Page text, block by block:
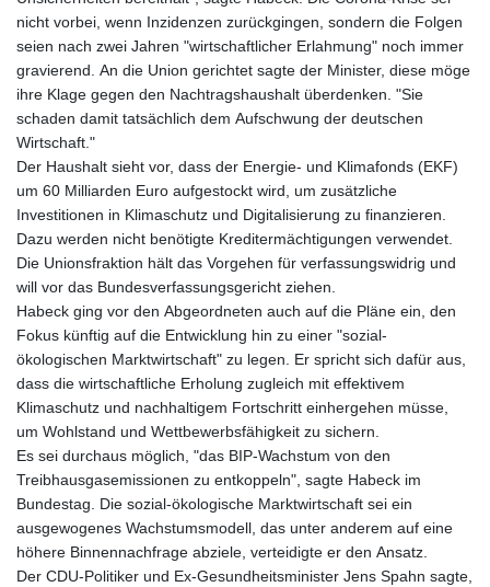
nicht vorbei, wenn Inzidenzen zurückgingen, sondern die Folgen
seien nach zwei Jahren "wirtschaftlicher Erlahmung" noch immer
gravierend. An die Union gerichtet sagte der Minister, diese möge
ihre Klage gegen den Nachtragshaushalt überdenken. "Sie
schaden damit tatsächlich dem Aufschwung der deutschen
Wirtschaft."
Der Haushalt sieht vor, dass der Energie- und Klimafonds (EKF)
um 60 Milliarden Euro aufgestockt wird, um zusätzliche
Investitionen in Klimaschutz und Digitalisierung zu finanzieren.
Dazu werden nicht benötigte Kreditermächtigungen verwendet.
Die Unionsfraktion hält das Vorgehen für verfassungswidrig und
will vor das Bundesverfassungsgericht ziehen.
Habeck ging vor den Abgeordneten auch auf die Pläne ein, den
Fokus künftig auf die Entwicklung hin zu einer "sozial-
ökologischen Marktwirtschaft" zu legen. Er spricht sich dafür aus,
dass die wirtschaftliche Erholung zugleich mit effektivem
Klimaschutz und nachhaltigem Fortschritt einhergehen müsse,
um Wohlstand und Wettbewerbsfähigkeit zu sichern.
Es sei durchaus möglich, "das BIP-Wachstum von den
Treibhausgasemissionen zu entkoppeln", sagte Habeck im
Bundestag. Die sozial-ökologische Marktwirtschaft sei ein
ausgewogenes Wachstumsmodell, das unter anderem auf eine
höhere Binnennachfrage abziele, verteidigte er den Ansatz.
Der CDU-Politiker und Ex-Gesundheitsminister Jens Spahn sagte,